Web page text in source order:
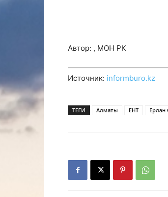
Автор: , МОН РК
Источник: informburo.kz
ТЕГИ Алматы ЕНТ Ерлан